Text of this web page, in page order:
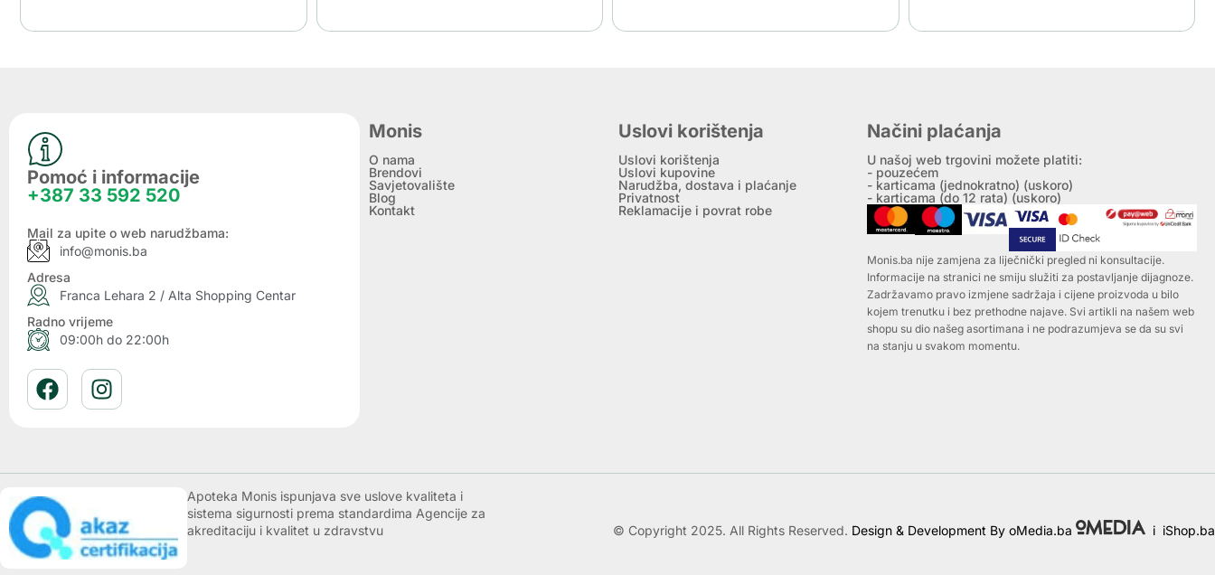
Pomoć i informacije
+387 33 592 520
Mail za upite o web narudžbama:
info@monis.ba
Adresa
Franca Lehara 2 / Alta Shopping Centar
Radno vrijeme
09:00h do 22:00h
Monis
O nama
Brendovi
Savjetovalište
Blog
Kontakt
Uslovi korištenja
Uslovi korištenja
Uslovi kupovine
Narudžba, dostava i plaćanje
Privatnost
Reklamacije i povrat robe
Načini plaćanja
U našoj web trgovini možete platiti:
- pouzećem
- karticama (jednokratno) (uskoro)
- karticama (do 12 rata) (uskoro)
Monis.ba nije zamjena za liječnički pregled ni konsultacije.
Informacije na stranici ne smiju služiti za postavljanje dijagnoze.
Zadržavamo pravo izmjene sadržaja i cijene proizvoda u bilo
kojem trenutku i bez prethodne najave. Svi artikli na našem web
shopu su dio našeg asortimana i ne podrazumjeva se da su svi
na stanju u svakom momentu.
Apoteka Monis ispunjava sve uslove kvaliteta i
sistema sigurnosti prema standardima Agencije za
akreditaciju i kvalitet u zdravstvu
© Copyright 2025. All Rights Reserved. Design & Development By oMedia.ba i iShop.ba